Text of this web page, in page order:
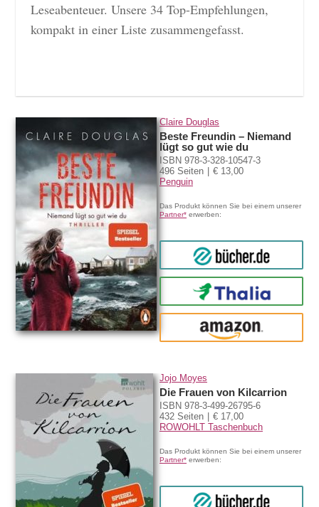
Leseabenteuer. Unsere 34 Top-Empfehlungen,
kompakt in einer Liste zusammengefasst.
Claire Douglas
Beste Freundin – Niemand
lügt so gut wie du
ISBN 978-3-328-10547-3
496 Seiten
€ 13,00
Penguin
Das Produkt können Sie bei einem unserer
Partner* erwerben:
bücher.de
Thalia
amazon
Jojo Moyes
Die Frauen von Kilcarrion
ISBN 978-3-499-26795-6
432 Seiten
€ 17,00
ROWOHLT Taschenbuch
Das Produkt können Sie bei einem unserer
Partner* erwerben:
bücher.de